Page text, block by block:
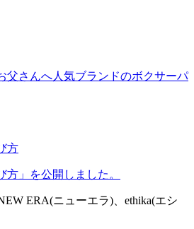
父さんへ人気ブランドのボクサーパ
方」を公開しました。
ERA(ニューエラ)、ethika(エシ